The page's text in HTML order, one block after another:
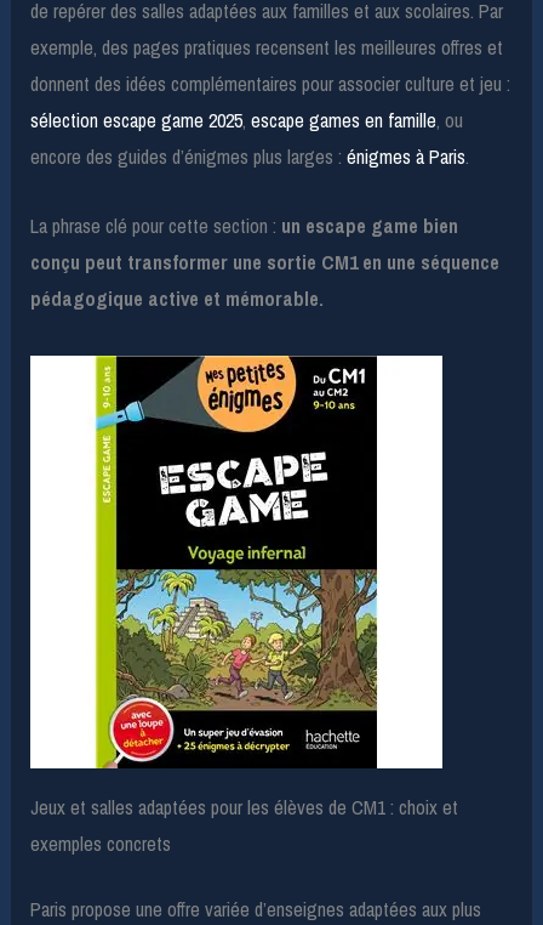
de repérer des salles adaptées aux familles et aux scolaires. Par
exemple, des pages pratiques recensent les meilleures offres et
donnent des idées complémentaires pour associer culture et jeu :
sélection escape game 2025,escape games en famille, ou
encore des guides d’énigmes plus larges :énigmes à Paris.
La phrase clé pour cette section : un escape game bien
conçu peut transformer une sortie CM1 en une séquence
pédagogique active et mémorable.
Jeux et salles adaptées pour les élèves de CM1 : choix et
exemples concrets
Paris propose une offre variée d’enseignes adaptées aux plus